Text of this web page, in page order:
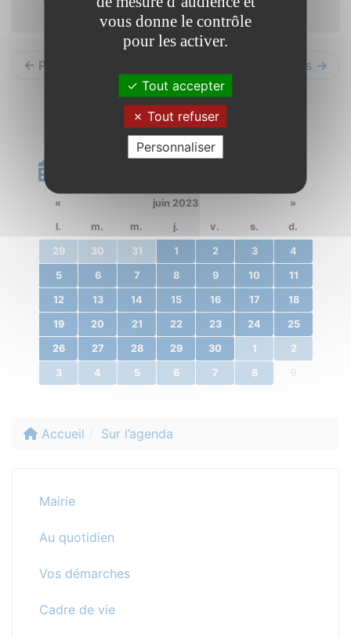
← Précédents Suivants →
« juin 2023
»
l.
m. m. j. v. s. d.
29 30 31 1 2 3 4
5 6 7 8 9 10 11
12 13 14 15 16 17 18
19 20 21 22 23 24 25
26 27 28 29 30 1 2
3 4 5 6 7 8 9
Accueil Sur l’agenda
Mairie
Au quotidien
Vos démarches
Cadre de vie
vous donne le contrôle
pour les activer.
Tout accepter
Tout refuser
Personnaliser